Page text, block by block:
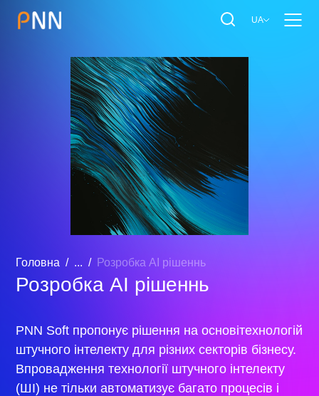
UA
Головна ... Розробка AI рішеннь
Розробка AI рішеннь
PNN Soft пропонує рішення на основітехнологій
штучного інтелекту для різних секторів бізнесу.
Впровадження технології штучного інтелекту
(ШІ) не тільки автоматизує багато процесів і